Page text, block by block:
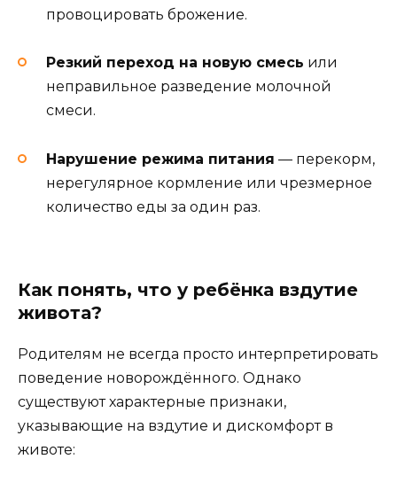
провоцировать брожение.
Резкий переход на новую смесь или
неправильное разведение молочной
смеси.
Нарушение режима питания — перекорм,
нерегулярное кормление или чрезмерное
количество еды за один раз.
Как понять, что у ребёнка вздутие
живота?
Родителям не всегда просто интерпретировать
поведение новорождённого. Однако
существуют характерные признаки,
указывающие на вздутие и дискомфорт в
животе: